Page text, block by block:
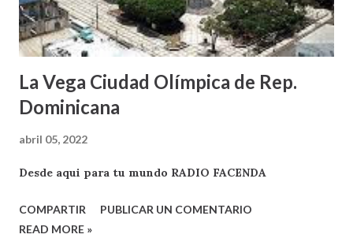
La Vega Ciudad Olímpica de Rep.
Dominicana
abril 05, 2022
Desde aqui para tu mundo RADIO FACENDA
COMPARTIR
PUBLICAR UN COMENTARIO
READ MORE »